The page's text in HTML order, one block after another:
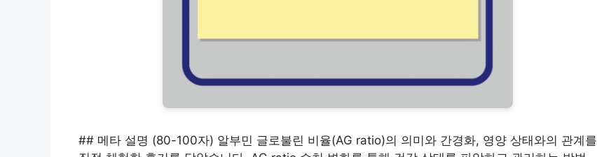
## 메타 설명 (80-100자) 알부민 글로불린 비율(AG ratio)의 의미와 간경화, 영양 상태와의 관계를